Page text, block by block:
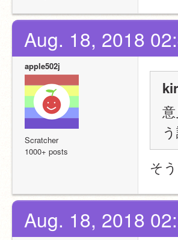
Aug. 18, 2018
apple502j
Scratcher
1000+ posts
そ
Aug. 18, 2018